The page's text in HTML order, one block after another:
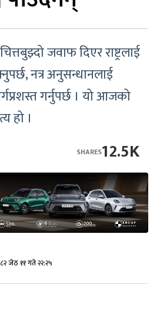
जवाफ दिएर राष्ट्रलाई
नत्र अनुसन्धानलाई
गर्नुपर्छ । यो आजको
हो ।
12.5K
SHARES
जेठ ११ गते २२:२५